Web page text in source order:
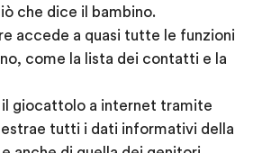
che dice il bambino.
accede a quasi tutte le funzioni
come la lista dei contatti e la
il giocattolo a internet tramite
tutti i dati informativi della